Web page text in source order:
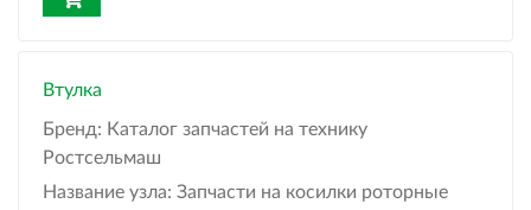
Втулка
Бренд: Каталог запчастей на технику
Ростсельмаш
Название узла: Запчасти на косилки роторные